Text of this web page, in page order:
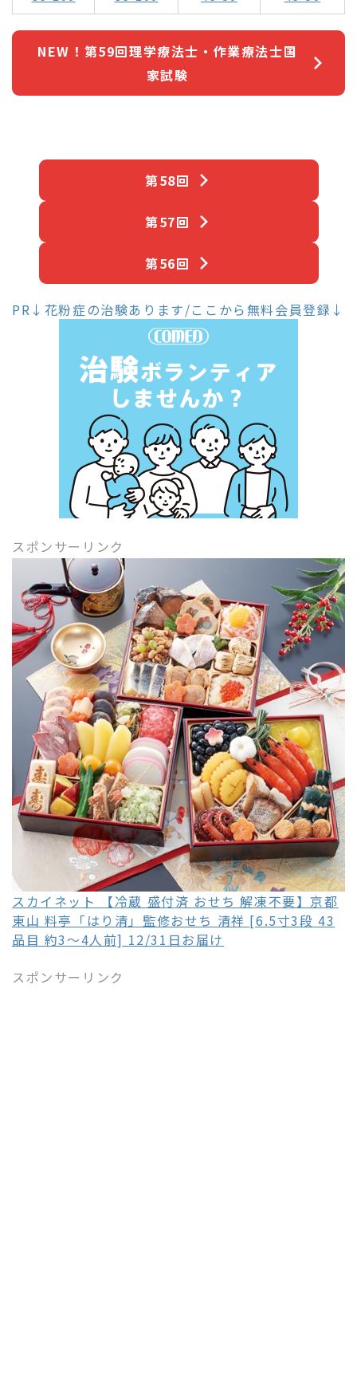
NEW！第59回理学療法士・作業療法士国
家試験
第58回
第57回
第56回
PR↓花粉症の治験あります/ここから無料会員登録↓
スポンサーリンク
スカイネット 【冷蔵 盛付済 おせち 解凍不要】京都
東山 料亭「はり清」監修おせち 清祥 [6.5寸3段 43
品目 約3～4人前] 12/31日お届け
スポンサーリンク